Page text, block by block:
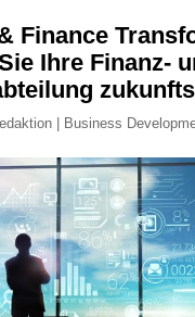
Finance
Ihre Finanz-
| Business